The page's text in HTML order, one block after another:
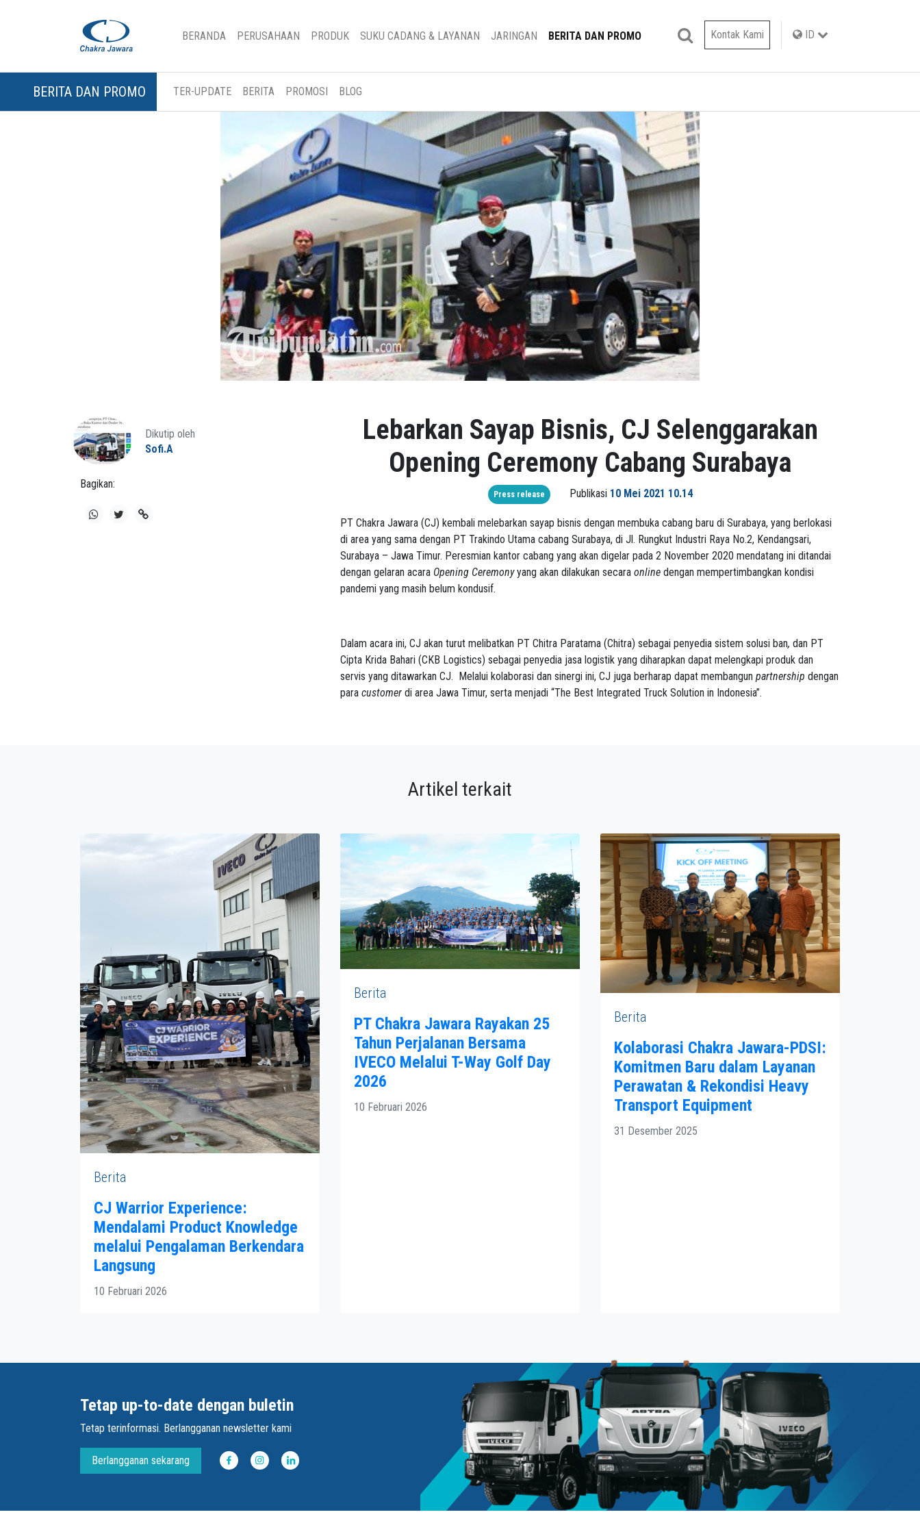
BERANDA (CURRENT)
PERUSAHAAN PRODUK SUKU CADANG & LAYANAN JARINGAN BERITA DAN PROMO Kontak Kami ID
BERITA DAN PROMO TER-UPDATE BERITA PROMOSI BLOG
Dikutip oleh
Sofi.A
Bagikan:
Lebarkan Sayap Bisnis, CJ Selenggarakan
Opening Ceremony Cabang Surabaya
Press release Publikasi 10 Mei 2021 10.14
PT Chakra Jawara (CJ) kembali melebarkan sayap bisnis dengan membuka cabang baru di Surabaya, yang berlokasi
di area yang sama dengan PT Trakindo Utama cabang Surabaya, di Jl. Rungkut Industri Raya No.2, Kendangsari,
Surabaya – Jawa Timur. Peresmian kantor cabang yang akan digelar pada 2 November 2020 mendatang ini ditandai
dengan gelaran acara Opening Ceremonyyang akan dilakukan secara online dengan mempertimbangkan kondisi
pandemi yang masih belum kondusif.
Dalam acara ini, CJ akan turut melibatkan PT Chitra Paratama (Chitra) sebagai penyedia sistem solusi ban, dan PT
Cipta Krida Bahari (CKB Logistics) sebagai penyedia jasa logistik yang diharapkan dapat melengkapi produk dan
servis yang ditawarkan CJ. Melalui kolaborasi dan sinergi ini, CJ juga berharap dapat membangun partnership dengan
para customer di area Jawa Timur, serta menjadi “The Best Integrated Truck Solution in Indonesia”.
Artikel terkait
Berita
CJ Warrior Experience:
Mendalami Product Knowledge
melalui Pengalaman Berkendara
Langsung
10 Februari 2026
Berita
PT Chakra Jawara Rayakan 25
Tahun Perjalanan Bersama
IVECO Melalui T-Way Golf Day
2026
10 Februari 2026
Berita
Kolaborasi Chakra Jawara-PDSI:
Komitmen Baru dalam Layanan
Perawatan & Rekondisi Heavy
Transport Equipment
31 Desember 2025
Tetap up-to-date dengan buletin
Tetap terinformasi. Berlangganan newsletter kami
Berlangganan sekarang